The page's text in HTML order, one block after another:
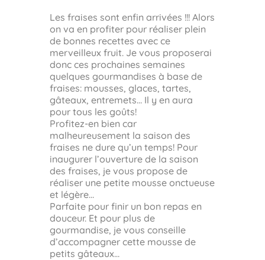
Les fraises sont enfin arrivées !!! Alors
on va en profiter pour réaliser plein
de bonnes recettes avec ce
merveilleux fruit. Je vous proposerai
donc ces prochaines semaines
quelques gourmandises à base de
fraises: mousses, glaces, tartes,
gâteaux, entremets… Il y en aura
pour tous les goûts!
Profitez-en bien car
malheureusement la saison des
fraises ne dure qu’un temps! Pour
inaugurer l’ouverture de la saison
des fraises, je vous propose de
réaliser une petite mousse onctueuse
et légère…
Parfaite pour finir un bon repas en
douceur. Et pour plus de
gourmandise, je vous conseille
d’accompagner cette mousse de
petits gâteaux…